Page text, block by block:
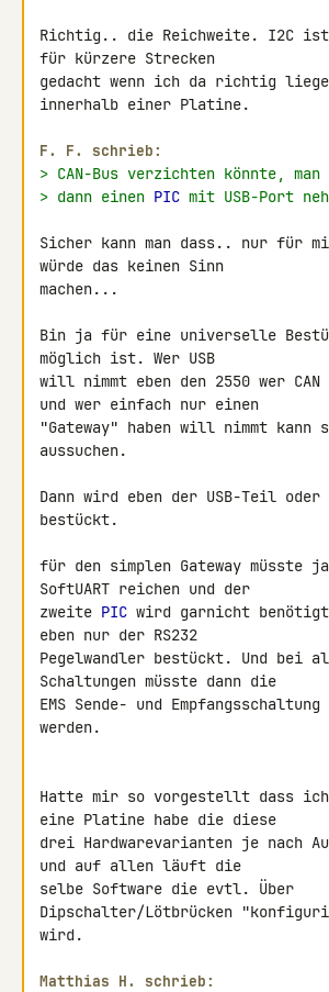
Richtig.. die Reichweite. I2C
für kürzere Strecken
gedacht wenn ich da richtig
innerhalb einer Platine.
F. F. schrieb:
> CAN-Bus verzichten könnte, man
> dann einen PIC mit USB-Port
Sicher kann man dass.. nur für
würde das keinen Sinn
machen...
Bin ja für eine universelle
möglich ist. Wer USB
will nimmt eben den 2550 wer
und wer einfach nur einen
"Gateway" haben will nimmt kann
aussuchen.
Dann wird eben der USB-Teil oder
bestückt.
für den simplen Gateway müsste
SoftUART reichen und der
zweite PIC wird garnicht
eben nur der RS232
Pegelwandler bestückt. Und bei
Schaltungen müsste dann die
EMS Sende- und
werden.
Hatte mir so vorgestellt dass
eine Platine habe die diese
drei Hardwarevarianten je nach
und auf allen läuft die
selbe Software die evtl. Über
Dipschalter/Lötbrücken
wird.
Matthias H. schrieb: